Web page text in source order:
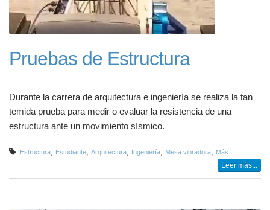
Pruebas de Estructura
Durante la carrera de arquitectura e ingeniería se realiza la tan
temida prueba para medir o evaluar la resistencia de una
estructura ante un movimiento sísmico.
Estructura Estudiante Arquitectura Ingeniería Mesa vibradora Más...
Leer más...